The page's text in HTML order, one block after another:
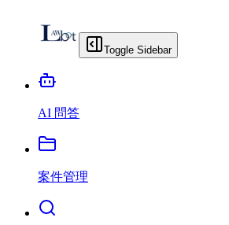
Toggle Sidebar
AI 問答
案件管理